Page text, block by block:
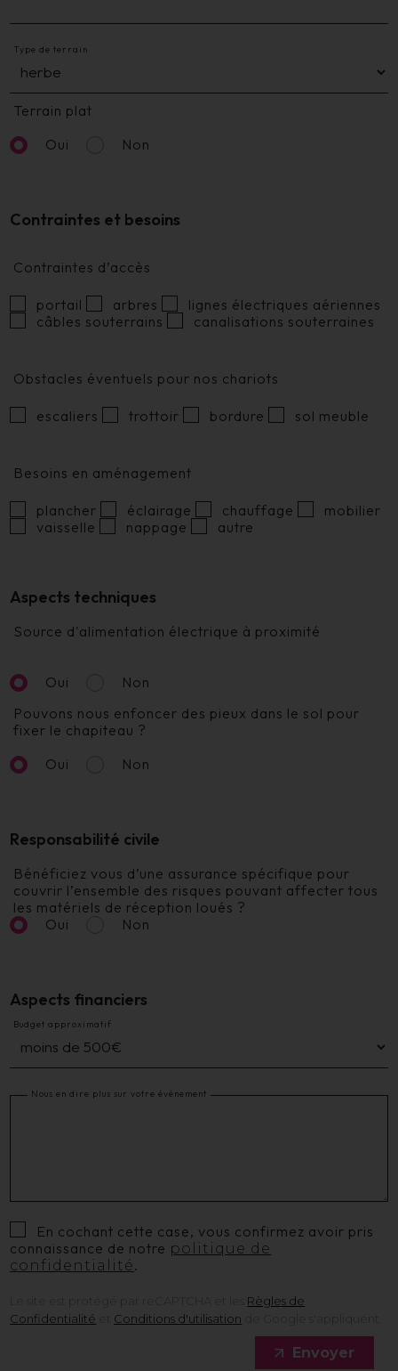
Type de terrain
Oui Non
Terrain plat
Contraintes et besoins
portail arbres
lignes électriques aériennes
câbles souterrains
canalisations souterraines
Contraintes d’accès
escaliers trottoir bordure sol meuble
Obstacles éventuels pour nos chariots
plancher éclairage chauffage
mobilier
vaisselle
nappage autre
Besoins en aménagement
Aspects techniques
Oui Non
Source d'alimentation électrique à proximité
Oui Non
Pouvons nous enfoncer des pieux dans le sol pour
fixer le chapiteau ?
Responsabilité civile
Oui Non
Bénéficiez vous d’une assurance spécifique pour
couvrir l’ensemble des risques pouvant affecter tous
les matériels de réception loués ?
Aspects financiers
Budget approximatif
Nous en dire plus sur votre évènement
En cochant cette case, vous confirmez avoir pris
connaissance de notre politique de
confidentialité.
Règles de
Confidentialité
Conditions d'utilisation
Envoyer